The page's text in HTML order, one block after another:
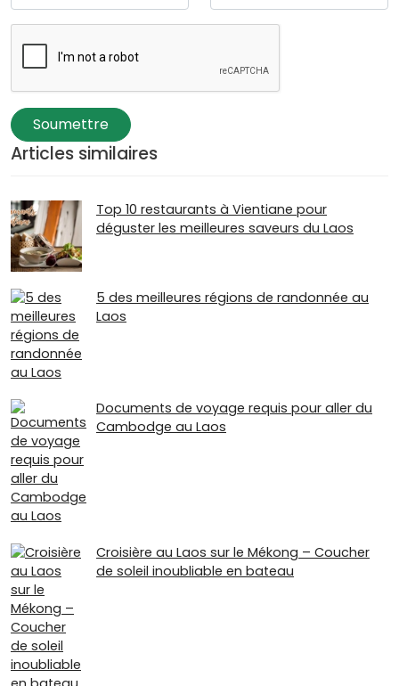
Soumettre
Articles similaires
Top 10 restaurants à Vientiane pour
déguster les meilleures saveurs du Laos
5 des meilleures régions de randonnée au
Laos
Documents de voyage requis pour aller du
Cambodge au Laos
Croisière au Laos sur le Mékong – Coucher
de soleil inoubliable en bateau